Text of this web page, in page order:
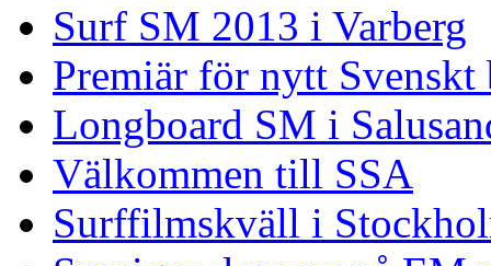
Surf SM 2013 i Varberg
Premiär för nytt Svenskt
Longboard SM i
Välkommen till SSA
Surffilmskväll i